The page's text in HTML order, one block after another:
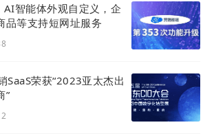
智能体外观自定义，企
品等支持短网址服务
SaaS荣获“2023亚太杰出
”